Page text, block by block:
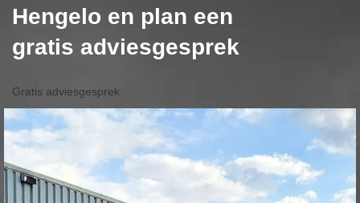
Hengelo en plan een
gratis adviesgesprek
Gratis adviesgesprek